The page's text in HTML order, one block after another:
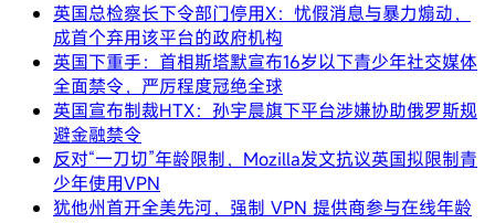
英国总检察长下令部门停用X：忧假消息与暴力煽动，
成首个弃用该平台的政府机构
英国下重手：首相斯塔默宣布16岁以下青少年社交媒体
全面禁令，严厉程度冠绝全球
英国宣布制裁HTX：孙宇晨旗下平台涉嫌协助俄罗斯规
避金融禁令
反对“一刀切”年龄限制，Mozilla发文抗议英国拟限制青
少年使用VPN
犹他州首开全美先河，强制 VPN 提供商参与在线年龄